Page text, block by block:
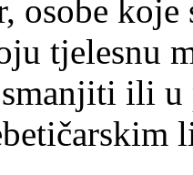
osobe
tjelesnu
smanjiti ili